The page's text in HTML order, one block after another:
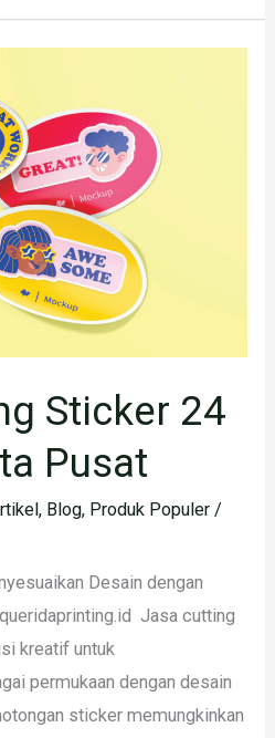
Sticker 24
Pusat
, Blog, Produk Populer /
Desain dengan
Jasa cutting
kreatif untuk
permukaan dengan desain
sticker memungkinkan